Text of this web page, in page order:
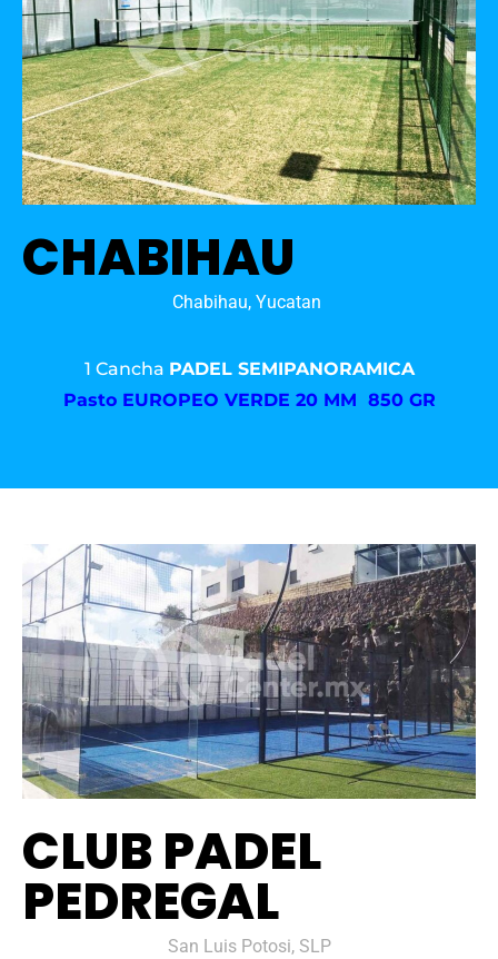
CHABIHAU
Chabihau, Yucatan
1 Cancha PADEL SEMIPANORAMICA
Pasto EUROPEO VERDE 20 MM 850 GR
CLUB PADEL
PEDREGAL
San Luis Potosi, SLP